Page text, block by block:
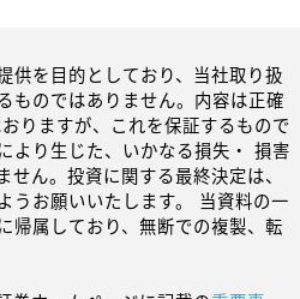
供を目的としており、当社取り扱
ものではありません。内容は正確
りますが、これを保証するもので
より生じた、いかなる損失・ 損害
せん。投資に関する最終決定は、
うお願いいたします。 当資料の一
帰属しており、無断での複製、転